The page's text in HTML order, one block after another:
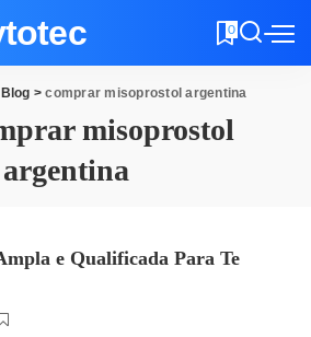
0
Blog >comprar misoprostol argentina
misoprostol
argentina
e Qualificada Para Te